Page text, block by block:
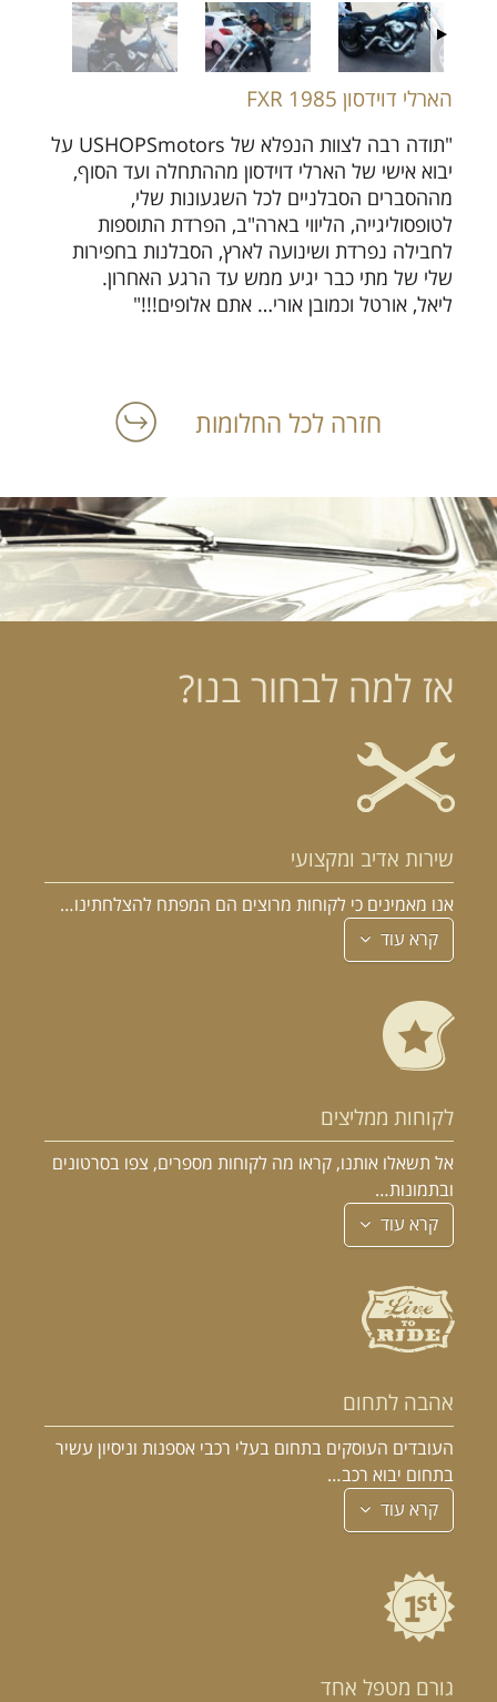
הארלי דוידסון FXR 1985
"תודה רבה לצוות הנפלא של USHOPSmotors על
יבוא אישי של הארלי דוידסון מההתחלה ועד הסוף,
מההסברים הסבלניים לכל השגעונות שלי,
לטופסוליגייה, הליווי בארה"ב, הפרדת התוספות
לחבילה נפרדת ושינועה לארץ, הסבלנות בחפירות
שלי של מתי כבר יגיע ממש עד הרגע האחרון.
ליאל, אורטל וכמובן אורי… אתם אלופים!!!"
חזרה לכל החלומות
אז למה לבחור בנו?
שירות אדיב ומקצועי
אנו מאמינים כי לקוחות מרוצים הם המפתח להצלחתינו…
קרא עוד
לקוחות ממליצים
אל תשאלו אותנו, קראו מה לקוחות מספרים, צפו בסרטונים
ובתמונות…
קרא עוד
אהבה לתחום
העובדים העוסקים בתחום בעלי רכבי אספנות וניסיון עשיר
בתחום יבוא רכב…
קרא עוד
גורם מטפל אחד